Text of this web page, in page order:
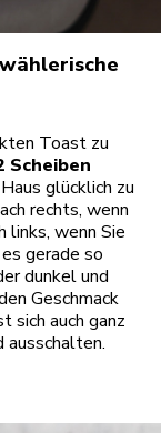
Toast zu
Scheiben
glücklich zu
rechts, wenn
links, wenn Sie
gerade so
dunkel und
Geschmack
sich auch ganz
ausschalten.